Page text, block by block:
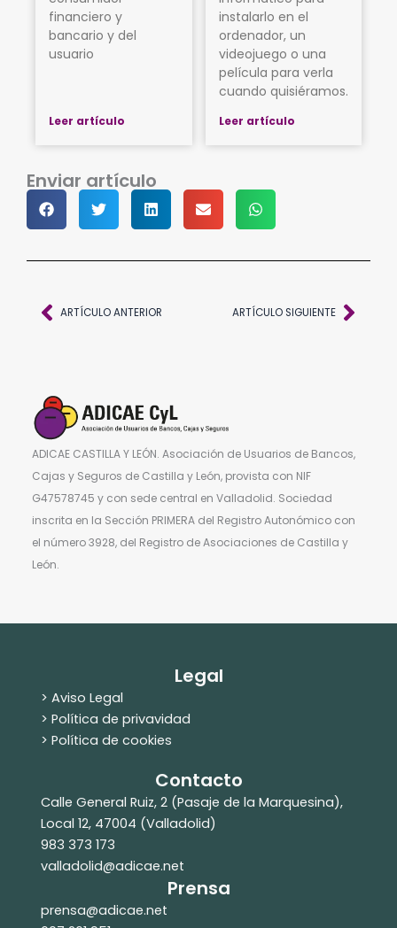
financiero y
bancario y del
usuario
Leer artículo
instalarlo en el
ordenador, un
videojuego o una
película para verla
cuando quisiéramos.
Leer artículo
Enviar artículo
AntARTÍCULO ANTERIOR ARTÍCULO SIGUIENTE
ADICAE CASTILLA Y LEÓN. Asociación de Usuarios de Bancos,
Cajas y Seguros de Castilla y León, provista con NIF
G47578745 y con sede central en Valladolid. Sociedad
inscrita en la Sección PRIMERA del Registro Autonómico con
el número 3928, del Registro de Asociaciones de Castilla y
León.
Legal
> Aviso Legal
> Política de privavidad
> Política de cookies
Contacto
Calle General Ruiz, 2 (Pasaje de la Marquesina),
Local 12, 47004 (Valladolid)
983 373 173
valladolid@adicae.net
Prensa
prensa@adicae.net